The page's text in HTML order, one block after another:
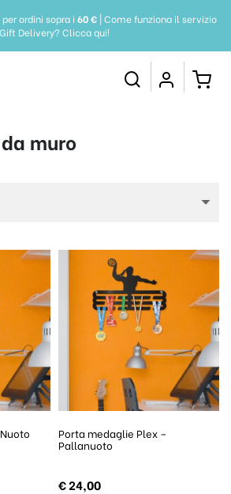
per ordini sopra i 60 €| Come funziona il servizio
Gift Delivery?Clicca qui!
muro
Porta medaglie Plex –
Pallanuoto
€24,00